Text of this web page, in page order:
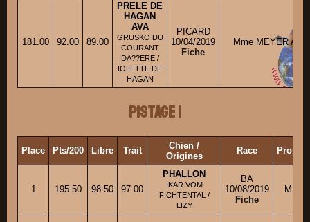
181.00 92.00 89.00
PRELE DE
HAGAN
AVA
GRUSKO DU
COURANT
DA??ERE /
IOLETTE DE
HAGAN
PICARD
10/04/2019
Fiche
Mme MEYER
Pistage 1
Place Pts/200 Libre Trait
Chien /
Origines
Race
1 195.50 98.50 97.00
PHALLON
IKAR VOM
FICHTENTAL /
LIZY
BA
10/08/2019
Fiche
M.